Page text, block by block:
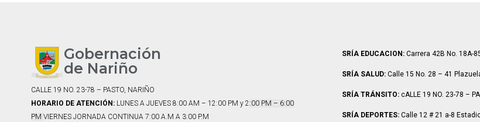
Gobernación
de Nariño
CALLE 19 NO. 23-78 – PASTO, NARIÑO
HORARIO DE ATENCIÓN: LUNES A JUEVES 8:00 AM – 12:00 PM y 2:00 PM – 6:00
PM VIERNES JORNADA CONTINUA 7:00 A.M A 3:00 P.M
SRÍA EDUCACION:Carrera 42B No. 18A-
SRÍA SALUD:Calle 15 No. 28 – 41
SRÍA TRÁNSITO:cALLE 19 NO. 23-78 –
SRÍA DEPORTES:Calle 12 # 21 a-8